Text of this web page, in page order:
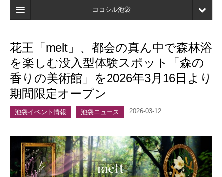
ココシル池袋
検索
店舗・施設最新情報
口コミ
マイページ
花王「melt」、都会の真ん中で森林浴
を楽しむ没入型体験スポット「森の
香りの美術館」を2026年3月16日より
期間限定オープン
池袋イベント情報 池袋ニュース 2026-03-12